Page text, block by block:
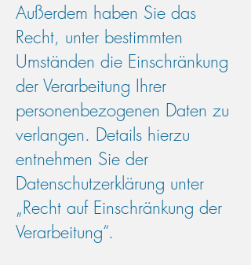
Außerdem haben Sie das
Recht, unter bestimmten
Umständen die Einschränkung
der Verarbeitung Ihrer
personenbezogenen Daten zu
verlangen. Details hierzu
entnehmen Sie der
Datenschutzerklärung unter
„Recht auf Einschränkung der
Verarbeitung“.